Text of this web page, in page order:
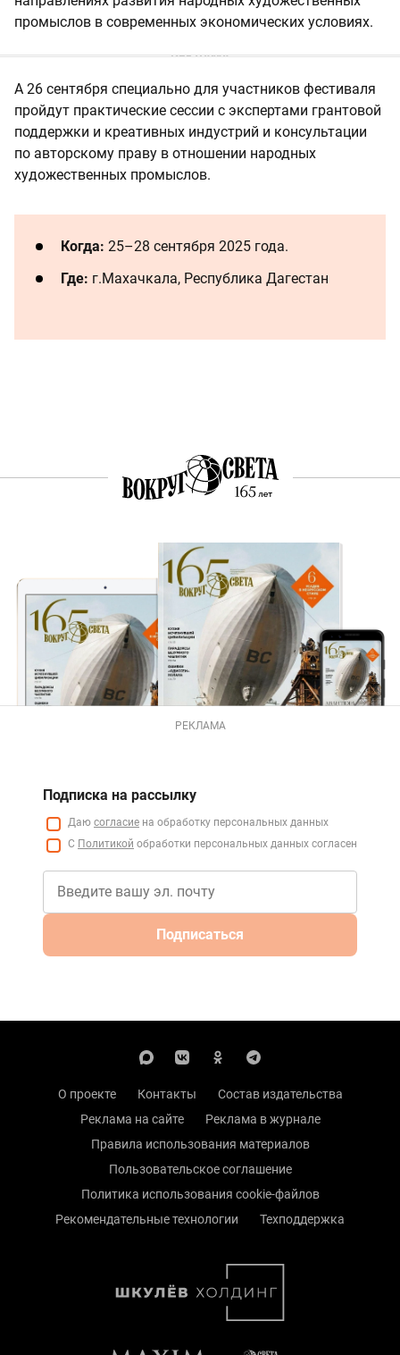
промыслов в современных экономических условиях.
А 26 сентября специально для участников фестиваля
пройдут практические сессии с экспертами грантовой
поддержки и креативных индустрий и консультации
по авторскому праву в отношении народных
художественных промыслов.
Когда: 25–28 сентября 2025 года.
Где: г.Махачкала, Республика Дагестан
РЕКЛАМА
Подписка на рассылку
Даю согласие на обработку персональных данных
С Политикой обработки персональных данных согласен
Подписаться
О проекте Контакты
Состав издательства
Реклама на сайте
Реклама в журнале
Правила использования материалов
Пользовательское соглашение
Политика использования cookie-файлов
Рекомендательные технологии
Техподдержка